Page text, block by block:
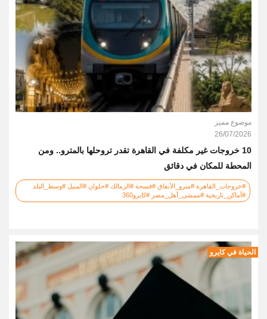
موضوع مميز
26/07/2026
10 خروجات غير مكلفة في القاهرة تقدر تروحلها بالمترو.. ومن
المحطة للمكان في دقائق
#خروجات_القاهرة #مترو_الأنفاق #فسحة #الزمالك #حلوان #المنيل #وسط_البلد
#أماكن_تاريخية #ممشى_أهل_مصر #كايرو360
الحياة في كايرو